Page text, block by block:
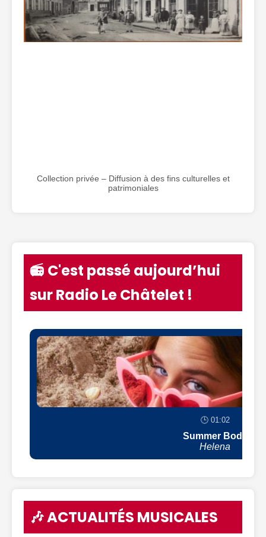
Collection privée – Diffusion à des fins culturelles et
patrimoniales
📻 C'est passé aujourd’hui
sur Radio Le Châtelet !
🕒 01:02
Summer Body
Helena
🎶 ACTUALITÉS MUSICALES